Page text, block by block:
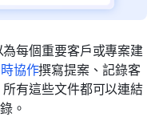
每個重要客戶或專案建
協作撰寫提案、記錄客
有這些文件都可以連結
。